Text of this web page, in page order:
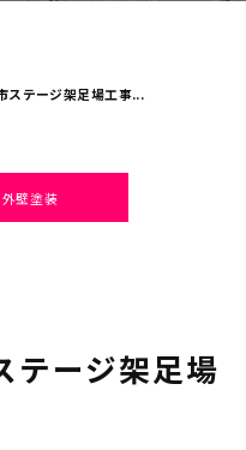
ステージ架足場工事...
外壁塗装
テージ架足場